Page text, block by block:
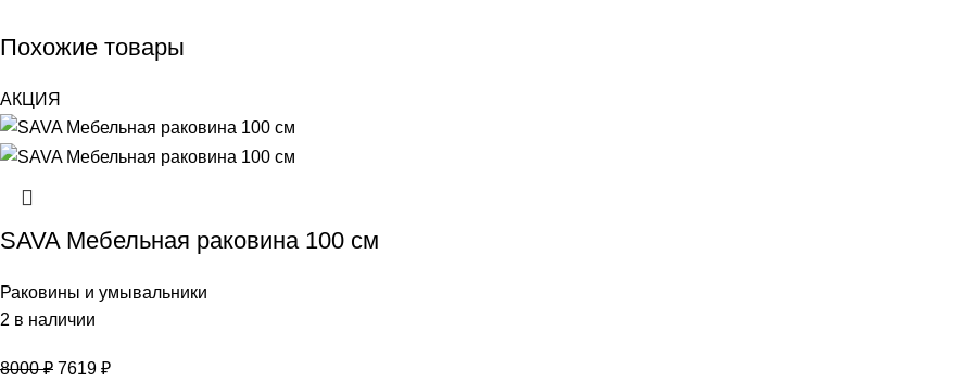
Похожие товары
АКЦИЯ
SAVA Мебельная раковина 100 см
Раковины и умывальники
2 в наличии
8000₽ 7619 ₽